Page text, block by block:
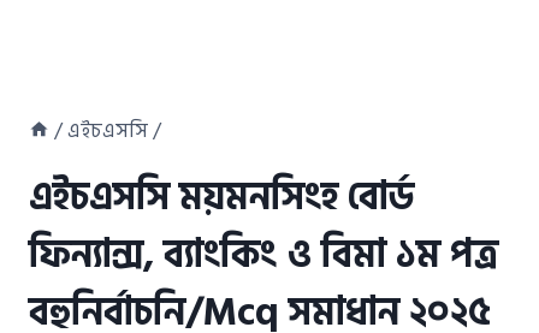
/এইচএসসি/
এইচএসসি ময়মনসিংহ বোর্ড
ফিন্যান্স, ব্যাংকিং ও বিমা ১ম পত্র
বহুনির্বাচনি/Mcq সমাধান ২০২৫